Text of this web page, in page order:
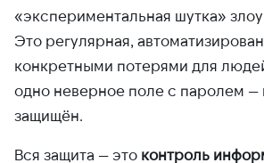
«экспериментальная шутка»
Это регулярная,
конкретными потерями для
одно неверное поле с паролем —
защищён.
Вся защита — это контроль